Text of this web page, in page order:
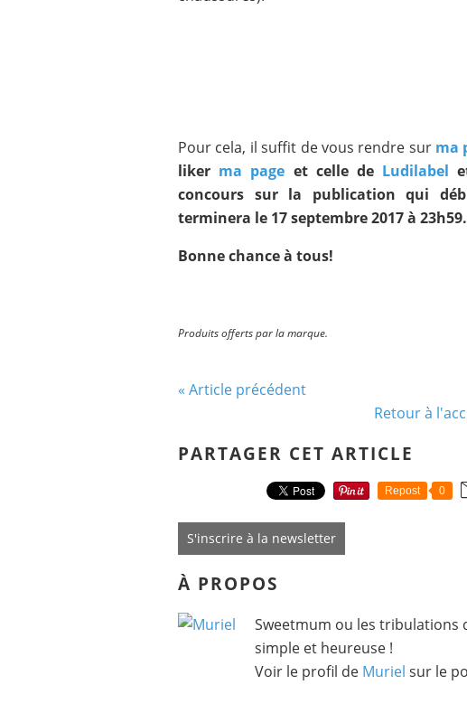
Pour cela, il suffit de vous rendre sur ma
liker ma page et celle de Ludilabel
concours sur la publication qui
terminera le 17 septembre 2017 à 23h59.
Bonne chance à tous!
Produits offerts par la marque.
« Article précédent
Retour à
PARTAGER CET ARTICLE
Repost 0
S'inscrire à la newsletter
À PROPOS
Sweetmum ou les tribulations
simple et heureuse !
Voir le profil de Muriel sur le